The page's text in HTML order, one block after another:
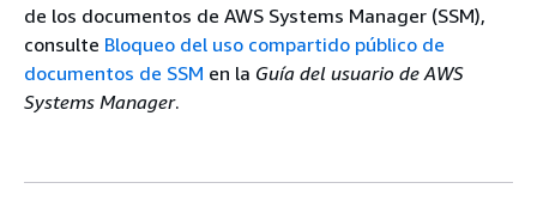
de los documentos de AWS Systems Manager (SSM),
consulte Bloqueo del uso compartido público de
documentos de SSM en la Guía del usuario de AWS
Systems Manager.